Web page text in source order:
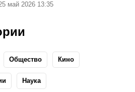
май 2026 13:35
Общество Кино
Наука